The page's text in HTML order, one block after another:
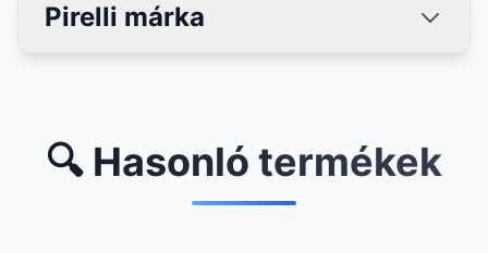
Pirelli márka
🔍 Hasonló termékek